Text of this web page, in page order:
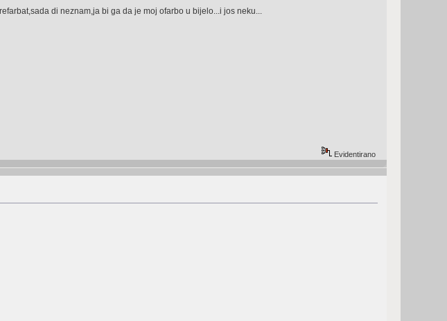
di neznam,ja bi ga da je moj ofarbo u bijelo...i jos neku...
Evidentirano